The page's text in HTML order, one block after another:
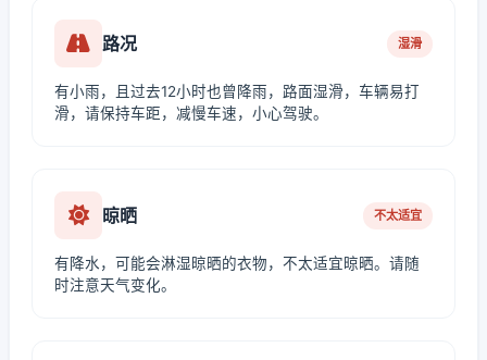
路况 湿滑
有小雨，且过去12小时也曾降雨，路面湿滑，车辆易打
滑，请保持车距，减慢车速，小心驾驶。
晾晒 不太适宜
有降水，可能会淋湿晾晒的衣物，不太适宜晾晒。请随
时注意天气变化。